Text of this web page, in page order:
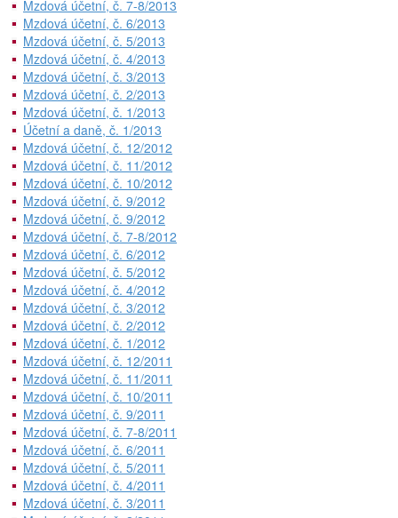
Mzdová účetní, č. 7-8/2013
Mzdová účetní, č. 6/2013
Mzdová účetní, č. 5/2013
Mzdová účetní, č. 4/2013
Mzdová účetní, č. 3/2013
Mzdová účetní, č. 2/2013
Mzdová účetní, č. 1/2013
Účetní a daně, č. 1/2013
Mzdová účetní, č. 12/2012
Mzdová účetní, č. 11/2012
Mzdová účetní, č. 10/2012
Mzdová účetní, č. 9/2012
Mzdová účetní, č. 9/2012
Mzdová účetní, č. 7-8/2012
Mzdová účetní, č. 6/2012
Mzdová účetní, č. 5/2012
Mzdová účetní, č. 4/2012
Mzdová účetní, č. 3/2012
Mzdová účetní, č. 2/2012
Mzdová účetní, č. 1/2012
Mzdová účetní, č. 12/2011
Mzdová účetní, č. 11/2011
Mzdová účetní, č. 10/2011
Mzdová účetní, č. 9/2011
Mzdová účetní, č. 7-8/2011
Mzdová účetní, č. 6/2011
Mzdová účetní, č. 5/2011
Mzdová účetní, č. 4/2011
Mzdová účetní, č. 3/2011